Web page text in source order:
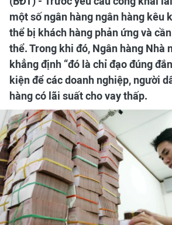
một số ngân hàng ngân hàng kêu
thể bị khách hàng phản ứng và
thể. Trong khi đó, Ngân hàng Nhà
khẳng định “đó là chỉ đạo đúng
kiện để các doanh nghiệp, người
hàng có lãi suất cho vay thấp.